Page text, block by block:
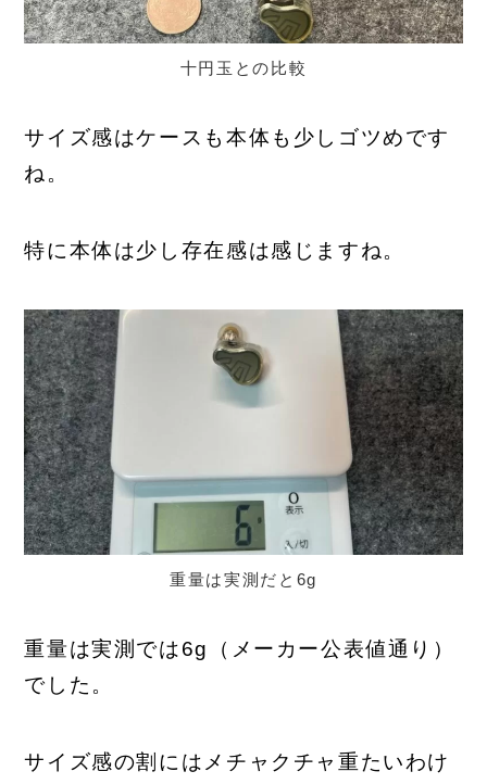
十円玉との比較
サイズ感はケースも本体も少しゴツめです
ね。
特に本体は少し存在感は感じますね。
重量は実測だと6g
重量は実測では6g（メーカー公表値通り）
でした。
サイズ感の割にはメチャクチャ重たいわけ